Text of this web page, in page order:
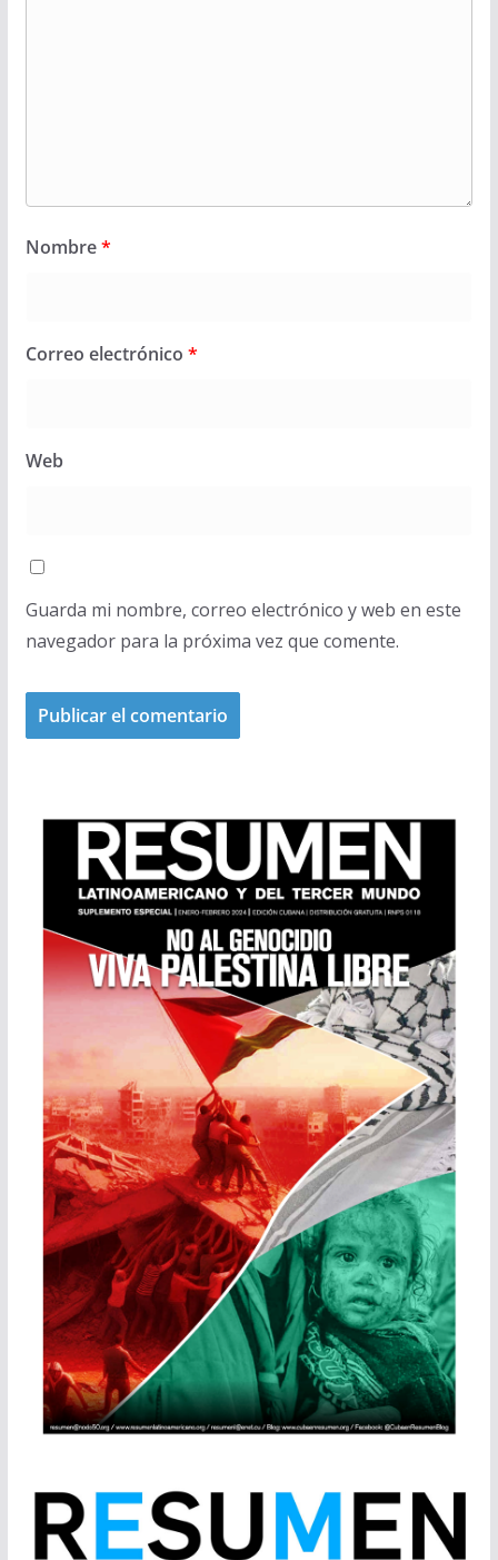
Nombre*
Correo electrónico *
Web
Guarda mi nombre, correo electrónico y web en este
navegador para la próxima vez que comente.